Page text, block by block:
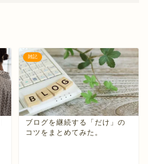
雑記
ブログを継続する「だけ」の
コツをまとめてみた。